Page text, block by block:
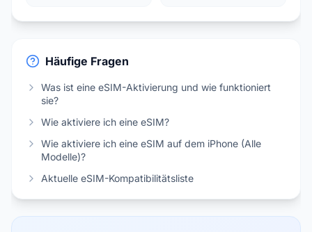
Häufige Fragen
Was ist eine eSIM-Aktivierung und wie funktioniert
sie?
Wie aktiviere ich eine eSIM?
Wie aktiviere ich eine eSIM auf dem iPhone (Alle
Modelle)?
Aktuelle eSIM-Kompatibilitätsliste